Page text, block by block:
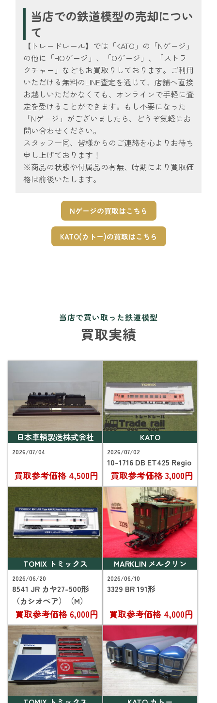
当店での鉄道模型の売却につい
て
【トレードレール】では「KATO」の「Nゲージ」
の他に「HOゲージ」、「Oゲージ」、「ストラ
クチャー」などもお買取りしております。ご利用
いただける無料のLINE査定を通じて、店舗へ直接
お越しいただかなくても、オンラインで手軽に査
定を受けることができます。もし不要になった
「Nゲージ」がございましたら、どうぞ気軽にお
問い合わせください。
スタッフ一同、皆様からのご連絡を心よりお待ち
申し上げております！
※商品の状態や付属品の有無、時期により買取価
格は前後いたします。
Nゲージの買取はこちら
KATO(カトー)の買取はこちら
当店で買い取った鉄道模型
買取実績
日本車輌製造株式会社
2026/07/04
買取参考価格 4,500円
KATO
2026/07/02
10-1716 DB ET425 Regio
買取参考価格3,000円
TOMIX トミックス
2026/06/20
8541 JR カヤ27-500形
（カシオペア）（M）
買取参考価格 6,000円
MARKLIN メルクリン
2026/06/10
3329 BR 191形
買取参考価格 4,000円